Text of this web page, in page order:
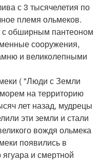
с 3 тысячелетия по
племя ольмеков.
обширным пантеоном
сооружения,
и великолепными
( "Люди с Земли
на территорию
лет назад, мудрецы
эти земли и стали
вождя ольмека
появились в
и смертной